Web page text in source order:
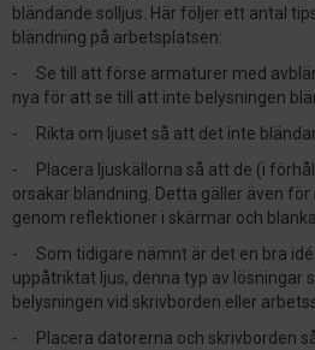
bländande solljus. Här följer ett antal
bländning på arbetsplatsen:
- Se till att förse armaturer med
nya för att se till att inte belysningen
- Rikta om ljuset så att det inte
- Placera ljuskällorna så att de (i
orsakar bländning. Detta gäller även
genom reflektioner i skärmar och
- Som tidigare nämnt är det en bra
uppåtriktat ljus, denna typ av lösningar
belysningen vid skrivborden eller
- Placera datorerna och skrivborden